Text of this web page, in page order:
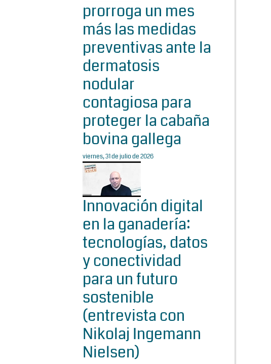
prorroga un mes
más las medidas
preventivas ante la
dermatosis
nodular
contagiosa para
proteger la cabaña
bovina gallega
viernes, 31 de julio de 2026
Innovación digital
en la ganadería:
tecnologías, datos
y conectividad
para un futuro
sostenible
(entrevista con
Nikolaj Ingemann
Nielsen)